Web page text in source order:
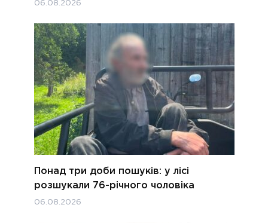
06.08.2026
Понад три доби пошуків: у лісі
розшукали 76-річного чоловіка
06.08.2026